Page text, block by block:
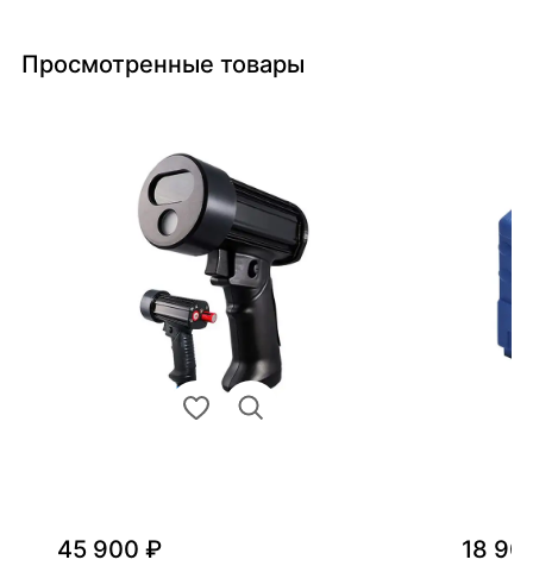
Просмотренные товары
45 900 ₽ 18